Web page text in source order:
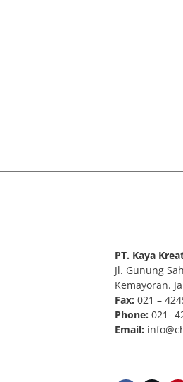
PT. Kaya
Jl. Gunung
Kemayoran.
Fax: 021 –
Phone: 021-
Email: